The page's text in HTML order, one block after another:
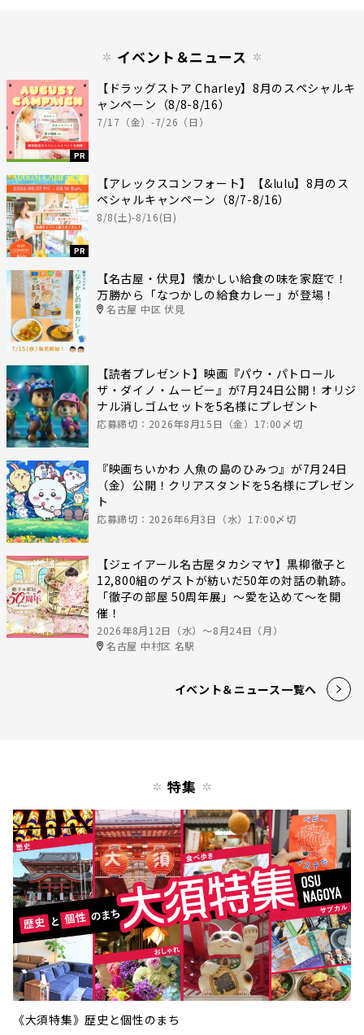
イベント＆ニュース
PR
【ドラッグストア Charley】8月のスペシャルキ
ャンペーン（8/8-8/16）
7/17（金）-7/26（日）
PR
【アレックスコンフォート】【&lulu】8月のス
ペシャルキャンペーン（8/7-8/16）
8/8(土)-8/16(日)
【名古屋・伏見】懐かしい給食の味を家庭で！
万勝から「なつかしの給食カレー」が登場！
名古屋 中区 伏見
【読者プレゼント】映画『パウ・パトロール
ザ・ダイノ・ムービー』が7月24日公開！オリジ
ナル消しゴムセットを5名様にプレゼント
応募締切：2026年8月15日（金）17:00〆切
『映画ちいかわ 人魚の島のひみつ』が7月24日
（金）公開！クリアスタンドを5名様にプレゼン
ト
応募締切：2026年6月3日（水）17:00〆切
【ジェイアール名古屋タカシマヤ】黒柳徹子と
12,800組のゲストが紡いだ50年の対話の軌跡。
「徹子の部屋 50周年展」～愛を込めて～を開
催！
2026年8月12日（水）〜8月24日（月）
名古屋 中村区 名駅
イベント＆ニュース一覧へ
特集
《大須特集》歴史と個性のまち